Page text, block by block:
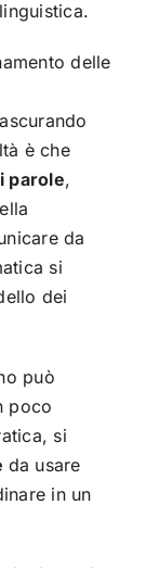
delle
è che
parole,
da
si
dei
può
poco
si
da usare
in un